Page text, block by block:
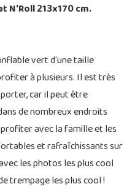
N'Roll 213x170 cm.
vert d'une taille
à plusieurs. Il est très
car il peut être
de nombreux endroits
avec la famille et les
et rafraîchissants sur
les photos les plus cool
trempage les plus cool !